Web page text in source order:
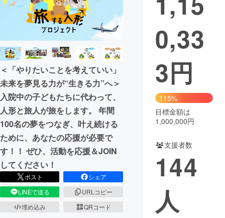
映像・映画 書籍・雑誌
ビジネス・起業 チャレンジ
まちづくり・地域活性化
CAMPFIRE for Social Good
CAMPFIRE Creation
CAMPFIREふるさと納税
コミュニティ
＜「やりたいことを考えていい」
未来を夢見る力が“生きる力”へ＞
入院中の子どもたちに代わって、
人形と旅人が旅をします。 年間
100名の夢をつなぎ、叶え続ける
ために、あなたの応援が必要で
す！！ ぜひ、活動を応援＆JOIN
してください！
ポスト
シェア
LINEで送る
URLコピー
埋め込み
QRコード
0,33
3円
115%
目標金額は
1,000,000円
支援者数
144
人